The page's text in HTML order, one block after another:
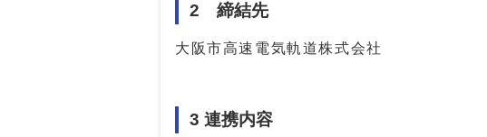
2 締結先
大阪市高速電気軌道株式会社
3 連携内容